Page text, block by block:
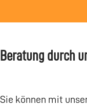
Beratung durch
Sie können mit